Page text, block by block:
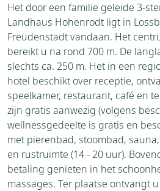
Het door een familie geleide 3-
Landhaus Hohenrodt ligt in
Freudenstadt vandaan. Het
bereikt u na rond 700 m. De
slechts ca. 250 m. Het in een
hotel beschikt over receptie,
speelkamer, restaurant, café en
zijn gratis aanwezig (volgens
wellnessgedeelte is gratis en
met pierenbad, stoombad,
en rustruimte (14 - 20 uur).
betaling genieten in het
massages. Ter plaatse ontvangt